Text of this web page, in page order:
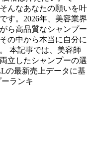
んなあなたの願いを叶
す。2026年、美容業界
ら高品質なシャンプー
の中から本当に自分に
本記事では、美容師
立したシャンプーの選
の最新売上データに基
ランキ